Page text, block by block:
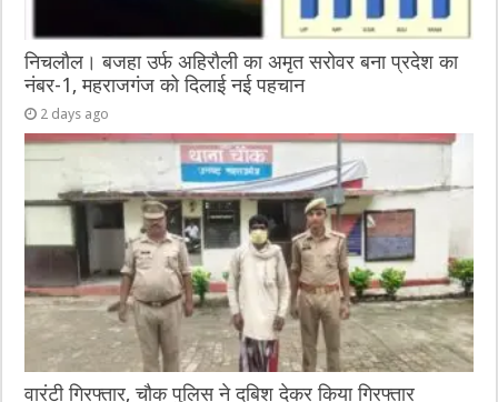
निचलौल। बजहा उर्फ अहिरौली का अमृत सरोवर बना प्रदेश का
नंबर-1, महराजगंज को दिलाई नई पहचान
2 days ago
वारंटी गिरफ्तार, चौक पुलिस ने दबिश देकर किया गिरफ्तार